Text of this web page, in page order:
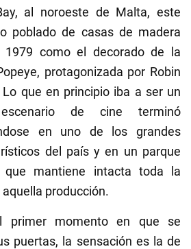
al noroeste de Malta, este
poblado de casas de madera
1979 como el decorado de la
protagonizada por Robin
que en principio iba a ser un
de cine terminó
en uno de los grandes
del país y en un parque
que mantiene intacta toda la
producción.
primer momento en que se
puertas, la sensación es la de